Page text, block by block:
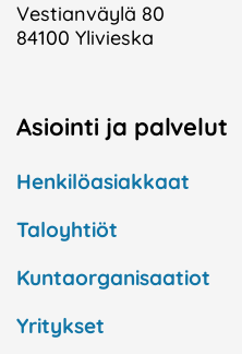
Vestianväylä 80
84100 Ylivieska
Asiointi ja palvelut
Henkilöasiakkaat
Taloyhtiöt
Kuntaorganisaatiot
Yritykset